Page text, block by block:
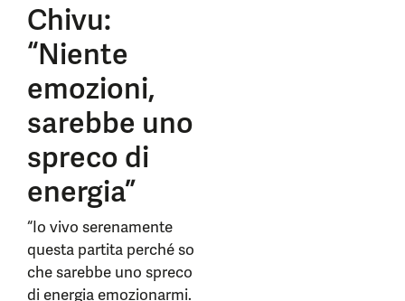
Chivu:
“Niente
emozioni,
sarebbe uno
spreco di
energia”
“Io vivo serenamente
questa partita perché so
che sarebbe uno spreco
di energia emozionarmi.